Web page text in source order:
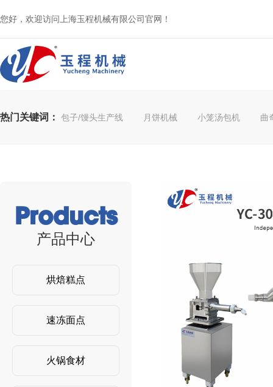
您好，欢迎访问上海玉程机械有限公司官网！
热门关键词： 包子/馒头生产线 月饼机械 小笼汤包机 曲
Products
产品中心
烘焙糕点
速冻面点
火锅食材